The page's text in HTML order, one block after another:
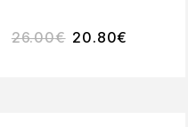
26.00€ 20.80€